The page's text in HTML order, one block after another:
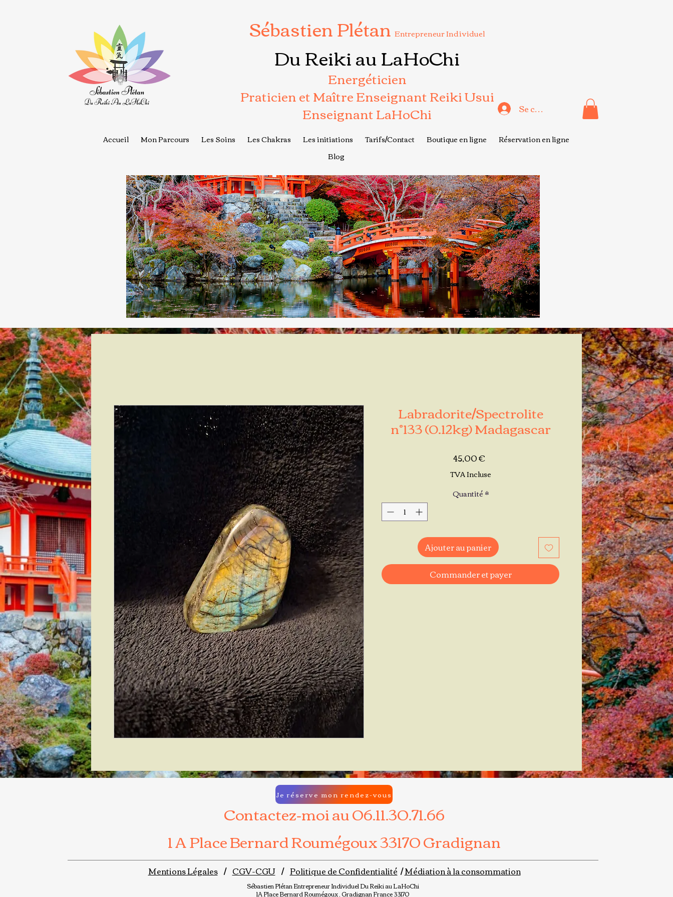
Sébastien Plétan Entrepreneur Individuel
Du Reiki au LaHoChi
Energéticien
Praticien et Maître Enseignant Reiki Usui
Enseignant LaHoChi Se connecter
Accueil Mon Parcours Les Soins Les Chakras Les initiations Tarifs/Contact Boutique en ligne
Réservation en ligne
Blog
Labradorite/Spectrolite
n°133 (0.12kg) Madagascar
45,00 €Prix
TVA Incluse
Quantité*
Ajouter au panier
Commander et payer
Contactez-moi au 06.11.30.71.66
1 A Place Bernard Roumégoux 33170 Gradignan
Je réserve mon rendez-vous
Mentions Légales/ CGV-CGU/ Politique de Confidentialité /Médiation à la consommation
Sébastien PlétanEntrepreneur IndividuelDu Reiki au LaHoChi
1A Place Bernard Roumégoux , Gradignan France 33170